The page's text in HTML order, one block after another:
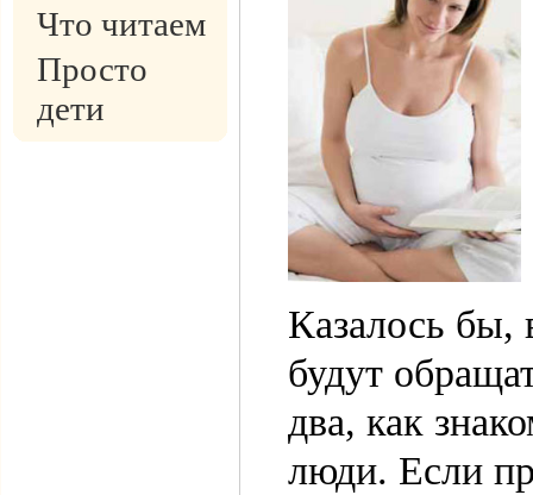
Что читаем
Просто
дети
Казалось бы,
будут
два, как
люди. Если